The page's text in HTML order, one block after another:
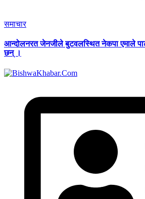
समाचार
आन्दोलनरत जेनजीले बुटवलस्थित नेकपा एमाले
छन् ।